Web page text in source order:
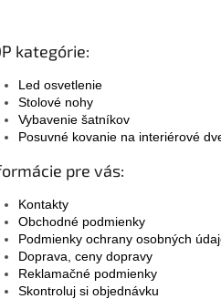
kategórie:
Led osvetlenie
Stolové nohy
Vybavenie šatníkov
Posuvné kovanie na interiérové
pre vás:
Kontakty
Obchodné podmienky
Podmienky ochrany osobných
Doprava, ceny dopravy
Reklamačné podmienky
Skontroluj si objednávku